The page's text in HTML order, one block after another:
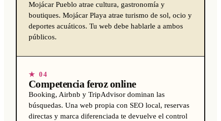
Mojácar Pueblo atrae cultura, gastronomía y
boutiques. Mojácar Playa atrae turismo de sol, ocio y
deportes acuáticos. Tu web debe hablarle a ambos
públicos.
★ 04
Competencia feroz online
Booking, Airbnb y TripAdvisor dominan las
búsquedas. Una web propia con SEO local, reservas
directas y marca diferenciada te devuelve el control